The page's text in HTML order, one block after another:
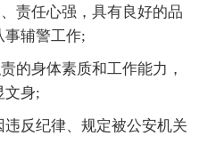
任心强，具有良好的品
事辅警工作;
身体素质和工作能力，
文身;
反纪律、规定被公安机关